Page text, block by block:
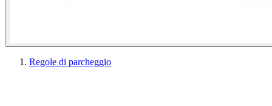
Regole di parcheggio